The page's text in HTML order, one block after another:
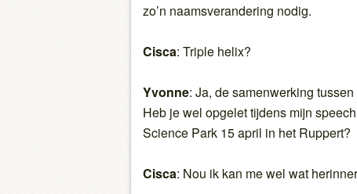
zo’n naamsverandering nodig.
Cisca: Triple helix?
Yvonne: Ja, de samenwerking
Heb je wel opgelet tijdens mijn
Science Park 15 april in het Ruppert?
Cisca: Nou ik kan me wel wat